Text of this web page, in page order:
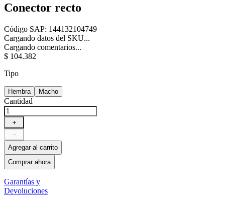
Conector recto
Código SAP: 144132104749
Cargando datos del SKU...
Cargando comentarios...
$ 104.382
Tipo
Hembra Macho
Cantidad
＋
－
Agregar al carrito
Comprar ahora
Garantías y
Devoluciones